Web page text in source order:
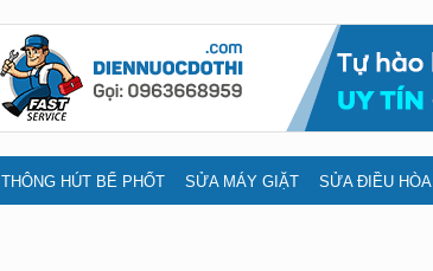
THÔNG HÚT BỂ PHỐT SỬA MÁY GIẶT SỬA ĐIỀU HÒA